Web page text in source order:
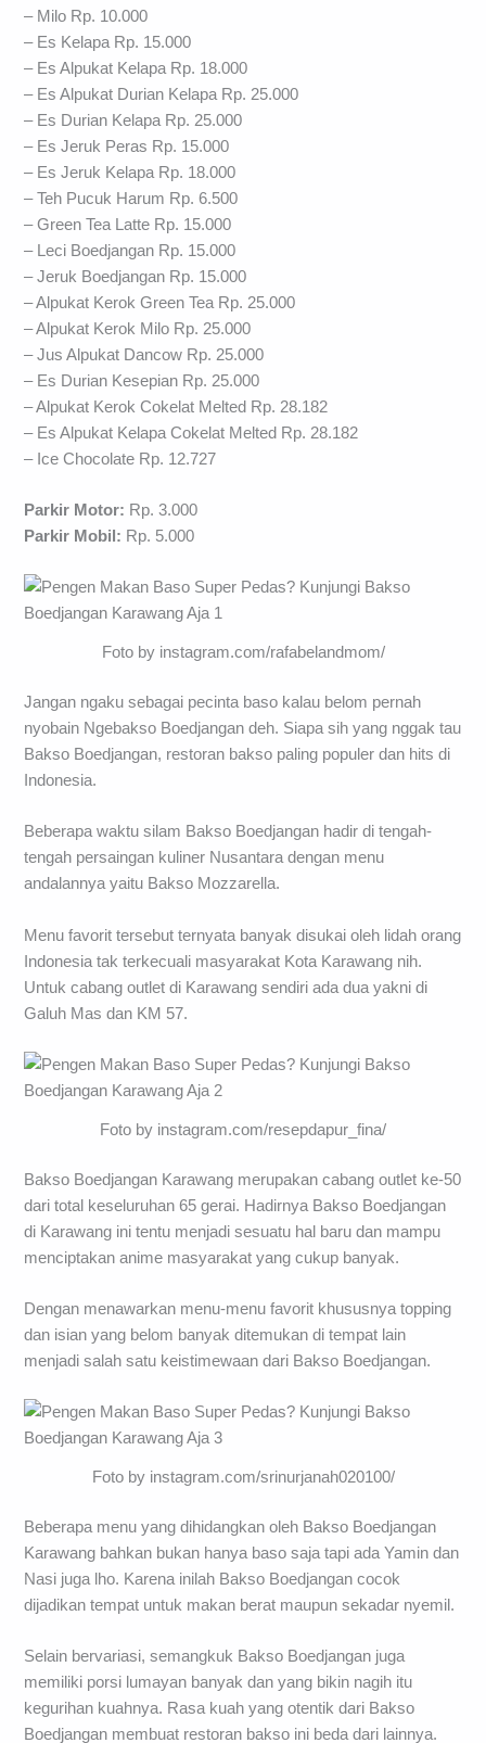
– Milo Rp. 10.000
– Es Kelapa Rp. 15.000
– Es Alpukat Kelapa Rp. 18.000
– Es Alpukat Durian Kelapa Rp. 25.000
– Es Durian Kelapa Rp. 25.000
– Es Jeruk Peras Rp. 15.000
– Es Jeruk Kelapa Rp. 18.000
– Teh Pucuk Harum Rp. 6.500
– Green Tea Latte Rp. 15.000
– Leci Boedjangan Rp. 15.000
– Jeruk Boedjangan Rp. 15.000
– Alpukat Kerok Green Tea Rp. 25.000
– Alpukat Kerok Milo Rp. 25.000
– Jus Alpukat Dancow Rp. 25.000
– Es Durian Kesepian Rp. 25.000
– Alpukat Kerok Cokelat Melted Rp. 28.182
– Es Alpukat Kelapa Cokelat Melted Rp. 28.182
– Ice Chocolate Rp. 12.727
Parkir Motor: Rp. 3.000
Parkir Mobil: Rp. 5.000
Foto by instagram.com/rafabelandmom/
Jangan ngaku sebagai pecinta baso kalau belom pernah
nyobain Ngebakso Boedjangan deh. Siapa sih yang nggak tau
Bakso Boedjangan, restoran bakso paling populer dan hits di
Indonesia.
Beberapa waktu silam Bakso Boedjangan hadir di tengah-
tengah persaingan kuliner Nusantara dengan menu
andalannya yaitu Bakso Mozzarella.
Menu favorit tersebut ternyata banyak disukai oleh lidah orang
Indonesia tak terkecuali masyarakat Kota Karawang nih.
Untuk cabang outlet di Karawang sendiri ada dua yakni di
Galuh Mas dan KM 57.
Foto by instagram.com/resepdapur_fina/
Bakso Boedjangan Karawang merupakan cabang outlet ke-50
dari total keseluruhan 65 gerai. Hadirnya Bakso Boedjangan
di Karawang ini tentu menjadi sesuatu hal baru dan mampu
menciptakan anime masyarakat yang cukup banyak.
Dengan menawarkan menu-menu favorit khususnya topping
dan isian yang belom banyak ditemukan di tempat lain
menjadi salah satu keistimewaan dari Bakso Boedjangan.
Foto by instagram.com/srinurjanah020100/
Beberapa menu yang dihidangkan oleh Bakso Boedjangan
Karawang bahkan bukan hanya baso saja tapi ada Yamin dan
Nasi juga lho. Karena inilah Bakso Boedjangan cocok
dijadikan tempat untuk makan berat maupun sekadar nyemil.
Selain bervariasi, semangkuk Bakso Boedjangan juga
memiliki porsi lumayan banyak dan yang bikin nagih itu
kegurihan kuahnya. Rasa kuah yang otentik dari Bakso
Boedjangan membuat restoran bakso ini beda dari lainnya.